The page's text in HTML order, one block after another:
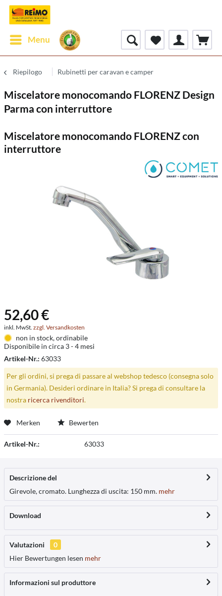
Menu
Riepilogo Rubinetti per caravan e camper
Miscelatore monocomando FLORENZ Design
Parma con interruttore
Miscelatore monocomando FLORENZ con
interruttore
52,60 €
inkl. MwSt. zzgl. Versandkosten
non in stock, ordinabile
Disponibile in circa 3 - 4 mesi
Artikel-Nr.: 63033
Per gli ordini, si prega di passare al webshop tedesco (consegna solo
in Germania). Desideri ordinare in Italia? Si prega di consultare la
nostra ricerca rivenditori.
Merken Bewerten
Artikel-Nr.: 63033
Descrizione del
Girevole, cromato. Lunghezza di uscita: 150 mm. mehr
Download
Valutazioni
0
Hier Bewertungen lesen mehr
Informazioni sul produttore